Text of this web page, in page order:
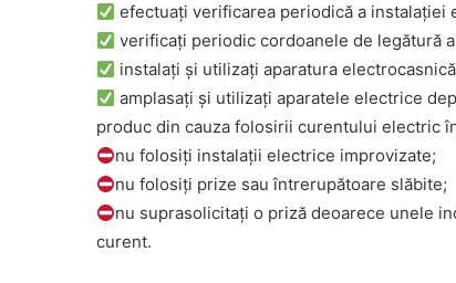
efectuaţi verificarea periodică a instalaţiei
verificați periodic cordoanele de legătură
instalaţi şi utilizaţi aparatura
amplasaţi şi utilizaţi aparatele electrice
produc din cauza folosirii curentului electric
nu folosiţi instalaţii electrice improvizate;
nu folosiţi prize sau întrerupătoare slăbite;
nu suprasolicitaţi o priză deoarece unele
curent.